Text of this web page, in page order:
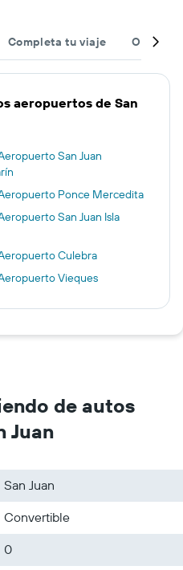
Completa tu viaje Otros
aeropuertos de San
San Juan
Ponce Mercedita
San Juan Isla
Culebra
Vieques
de autos
Juan
San Juan
Convertible
0